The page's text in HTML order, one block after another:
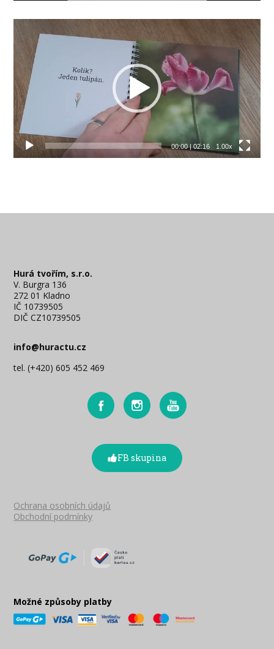
Video
přehrávač
00:00| 02:16 1.00x
Hurá tvořím, s.r.o.
V. Burgra 136
272 01 Kladno
IČ 10739505
DIČ CZ10739505
info@huractu.cz
tel. (+420) 605 452 469
FB skupina
Ochrana osobních údajů
Obchodní podmínky
Možné způsoby platby